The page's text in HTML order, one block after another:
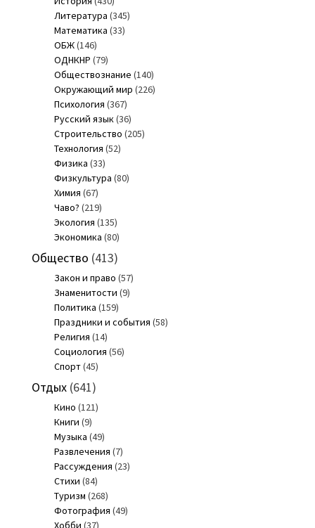
Литература (345)
Математика (33)
ОБЖ(146)
ОДНКНР (79)
Обществознание (140)
Окружающий мир (226)
Психология (367)
Русский язык(36)
Строительство (205)
Технология (52)
Физика (33)
Физкультура (80)
Химия (67)
Чаво? (219)
Экология (135)
Экономика (80)
Общество (413)
Закон и право (57)
Знаменитости (9)
Политика (159)
Праздники и события (58)
Религия (14)
Социология (56)
Спорт(45)
Отдых(641)
Кино (121)
Книги (9)
Музыка (49)
Развлечения (7)
Рассуждения (23)
Стихи (84)
Туризм (268)
Фотография (49)
Хобби (37)